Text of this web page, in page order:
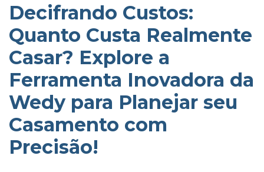
Decifrando Custos:
Quanto Custa Realmente
Casar? Explore a
Ferramenta Inovadora da
Wedy para Planejar seu
Casamento com
Precisão!